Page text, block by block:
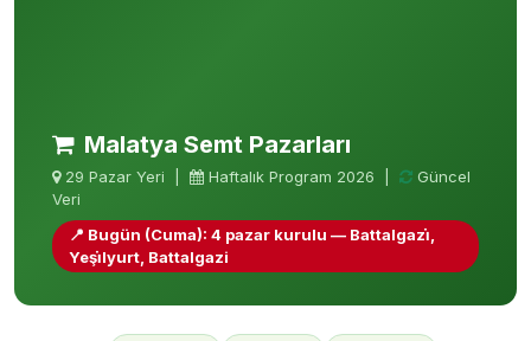
Malatya Semt Pazarları
29 Pazar Yeri | Haftalık Program 2026 |
Güncel
Veri
📍 Bugün (Cuma): 4 pazar kurulu — Battalgazi̇,
Yeşi̇lyurt, Battalgazi